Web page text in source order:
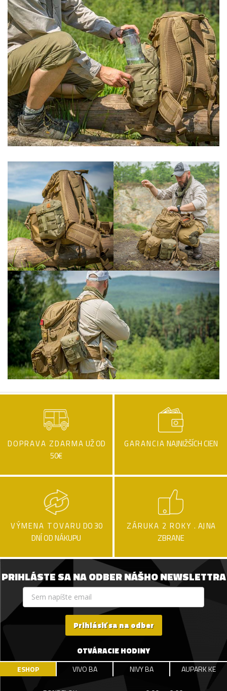
DOPRAVA ZDARMA UŽ OD
50€
GARANCIA NAJNIŽŠÍCH CIEN
VÝMENA TOVARU DO 30
DNÍ OD NÁKUPU
ZÁRUKA 2 ROKY . AJ NA
ZBRANE
PRIHLÁSTE SA NA ODBER NÁŠHO NEWSLETTRA
Prihlásiť sa na odber
OTVÁRACIE HODINY
ESHOP VIVO BA NIVY BA AUPARK KE